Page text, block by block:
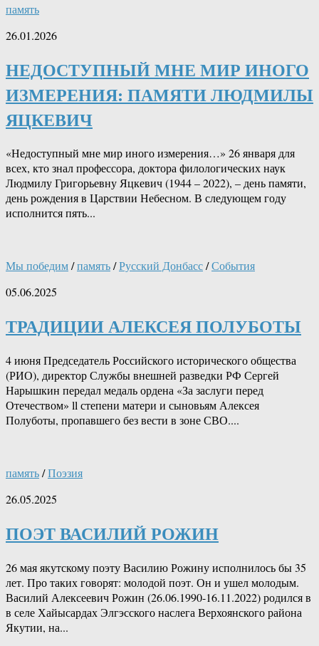
память
26.01.2026
НЕДОСТУПНЫЙ МНЕ МИР ИНОГО
ИЗМЕРЕНИЯ: ПАМЯТИ ЛЮДМИЛЫ
ЯЦКЕВИЧ
«Недоступный мне мир иного измерения…» 26 января для
всех, кто знал профессора, доктора филологических наук
Людмилу Григорьевну Яцкевич (1944 – 2022), – день памяти,
день рождения в Царствии Небесном. В следующем году
исполнится пять...
Мы победим/память/Русский Донбасс/События
05.06.2025
ТРАДИЦИИ АЛЕКСЕЯ ПОЛУБОТЫ
4 июня Председатель Российского исторического общества
(РИО), директор Службы внешней разведки РФ Сергей
Нарышкин передал медаль ордена «За заслуги перед
Отечеством» ll степени матери и сыновьям Алексея
Полуботы, пропавшего без вести в зоне СВО....
память/Поэзия
26.05.2025
ПОЭТ ВАСИЛИЙ РОЖИН
26 мая якутскому поэту Василию Рожину исполнилось бы 35
лет. Про таких говорят: молодой поэт. Он и ушел молодым.
Василий Алексеевич Рожин (26.06.1990-16.11.2022) родился в
в селе Хайысардах Элгэсского наслега Верхоянского района
Якутии, на...